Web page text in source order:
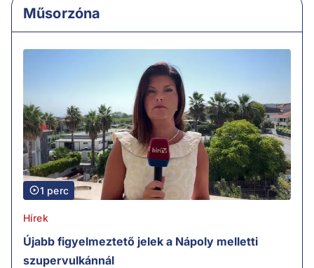
Műsorzóna
1 perc
Hírek
Újabb figyelmeztető jelek a Nápoly melletti
szupervulkánnál